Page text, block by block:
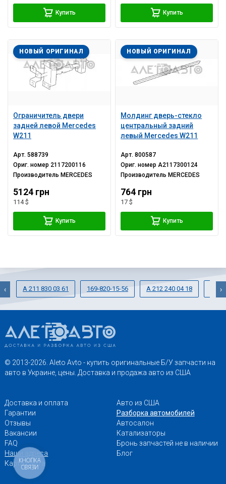
Купить Купить
Ограничитель двери
задней левой Mercedes
W211
НОВЫЙ ОРИГИНАЛ
Арт.588739
Ориг. номер 2117200116
Производитель MERCEDES
5124 грн
114 $
Купить
Молдинг дверь-стекло
центральный задний
левый Mercedes W211
НОВЫЙ ОРИГИНАЛ
Арт.800587
Ориг. номерA2117300124
Производитель MERCEDES
764 грн
17 $
Купить
A 211 830 03 61 169-820-15-56 A 212 240 04 18
‹ ›
© 2013-2026. Aleto Avto - купить оригинальные Б/У запчасти на
авто в Украине, цены. Доставка и продажа авто из США
Доставка и оплата
Гарантии
Отзывы
Вакансии
FAQ
Наши адреса
Карта сайта
Авто из США
Разборка автомобилей
Автосалон
Катализаторы
Бронь запчастей не в наличии
Блог
КНОПКА
СВЯЗИ